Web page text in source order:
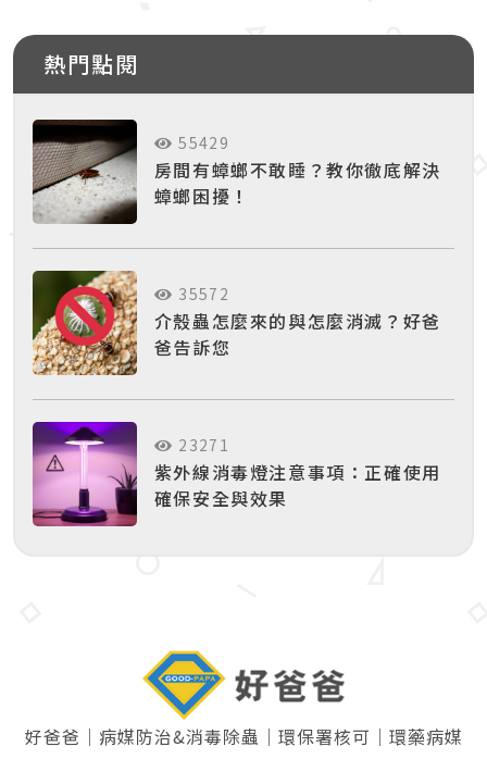
熱門點閱
55429
房間有蟑螂不敢睡？教你徹底解決
蟑螂困擾！
35572
介殼蟲怎麼來的與怎麼消滅？好爸
爸告訴您
23271
紫外線消毒燈注意事項：正確使用
確保安全與效果
好爸爸｜病媒防治&消毒除蟲｜環保署核可｜環藥病媒